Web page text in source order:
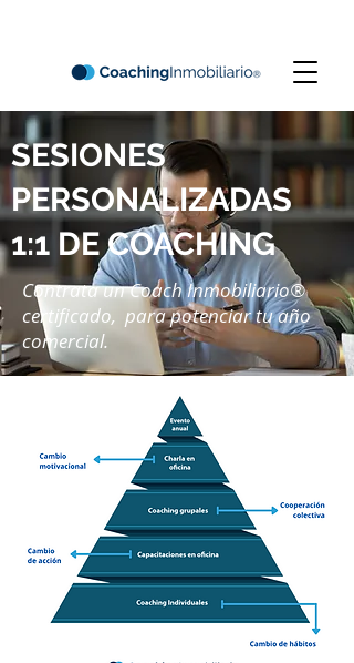
SESIONES
PERSONALIZADAS
1:1 DE COACHING
Contrata un Coach Inmobiliario®
certificado, para potenciar tu año
comercial.